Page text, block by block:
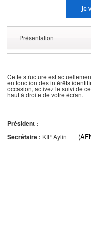
Je
Présentation
Cette structure est
en fonction des intérêts
occasion, activez le suivi de
haut à droite de votre écran.
Président :
Secrétaire : KIP Aylin